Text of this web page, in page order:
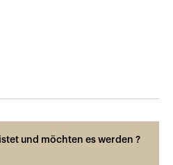
und möchten es werden ?